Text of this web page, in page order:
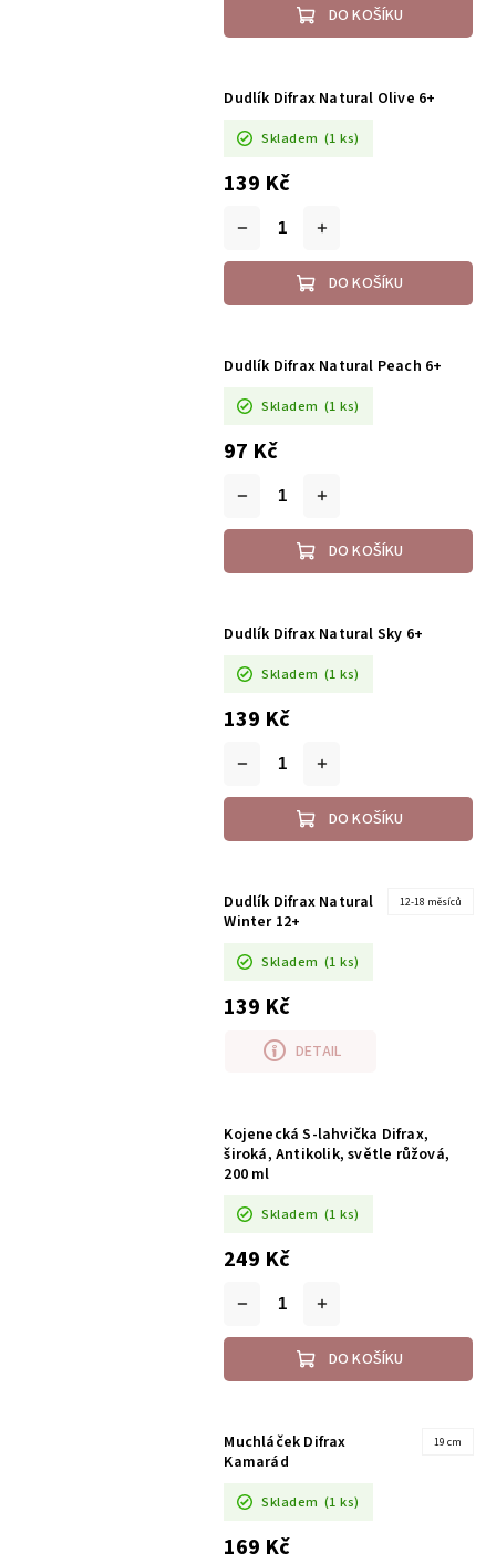
DO KOŠÍKU
Dudlík Difrax Natural Olive 6+
Skladem (1 ks)
139 Kč
DO KOŠÍKU
Dudlík Difrax Natural Peach 6+
Skladem (1 ks)
97 Kč
DO KOŠÍKU
Dudlík Difrax Natural Sky 6+
Skladem (1 ks)
139 Kč
DO KOŠÍKU
Dudlík Difrax Natural
Winter 12+
Skladem (1 ks)
139 Kč
DETAIL
12-18 měsíců
Kojenecká S-lahvička Difrax,
široká, Antikolik, světle růžová,
200 ml
Skladem (1 ks)
249 Kč
DO KOŠÍKU
Muchláček Difrax
Kamarád
Skladem (1 ks)
169 Kč
19 cm